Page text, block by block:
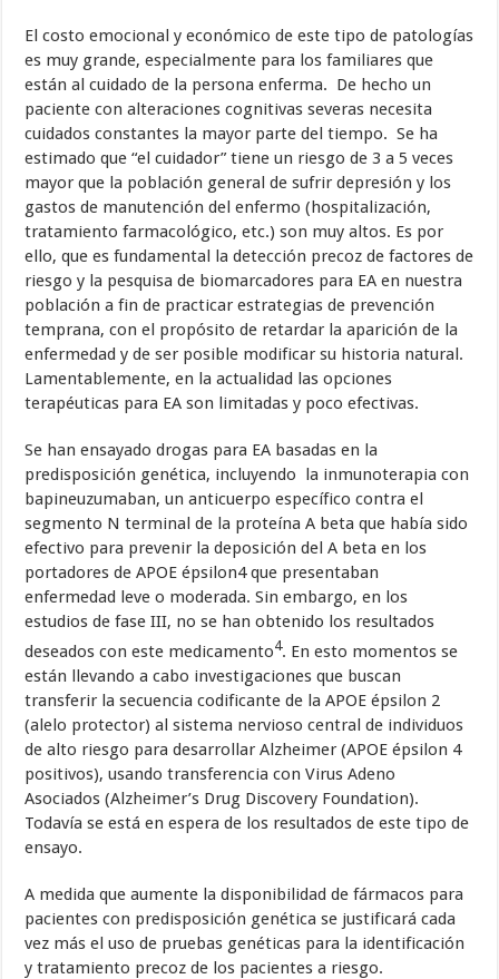
El costo emocional y económico de este tipo de patologías
es muy grande, especialmente para los familiares que
están al cuidado de la persona enferma. De hecho un
paciente con alteraciones cognitivas severas necesita
cuidados constantes la mayor parte del tiempo. Se ha
estimado que “el cuidador” tiene un riesgo de 3 a 5 veces
mayor que la población general de sufrir depresión y los
gastos de manutención del enfermo (hospitalización,
tratamiento farmacológico, etc.) son muy altos. Es por
ello, que es fundamental la detección precoz de factores de
riesgo y la pesquisa de biomarcadores para EA en nuestra
población a fin de practicar estrategias de prevención
temprana, con el propósito de retardar la aparición de la
enfermedad y de ser posible modificar su historia natural.
Lamentablemente, en la actualidad las opciones
terapéuticas para EA son limitadas y poco efectivas.
Se han ensayado drogas para EA basadas en la
predisposición genética, incluyendo la inmunoterapia con
bapineuzumaban, un anticuerpo específico contra el
segmento N terminal de la proteína A beta que había sido
efectivo para prevenir la deposición del A beta en los
portadores de APOE épsilon4 que presentaban
enfermedad leve o moderada. Sin embargo, en los
estudios de fase III, no se han obtenido los resultados
deseados con este medicamento4. En esto momentos se
están llevando a cabo investigaciones que buscan
transferir la secuencia codificante de la APOE épsilon 2
(alelo protector) al sistema nervioso central de individuos
de alto riesgo para desarrollar Alzheimer (APOE épsilon 4
positivos), usando transferencia con Virus Adeno
Asociados (Alzheimer’s Drug Discovery Foundation).
Todavía se está en espera de los resultados de este tipo de
ensayo.
A medida que aumente la disponibilidad de fármacos para
pacientes con predisposición genética se justificará cada
vez más el uso de pruebas genéticas para la identificación
y tratamiento precoz de los pacientes a riesgo.